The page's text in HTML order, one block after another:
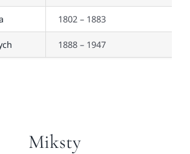
1802 – 1883
1888 – 1947
Miksty